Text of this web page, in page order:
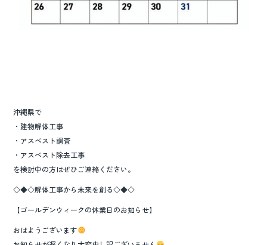
沖縄県で
・建物解体工事
・アスベスト調査
・アスベスト除去工事
を検討中の方はぜひご連絡ください。
◇◆◇解体工事から未来を創る◇◆◇
【ゴールデンウィークの休業日のお知らせ】
おはようございます